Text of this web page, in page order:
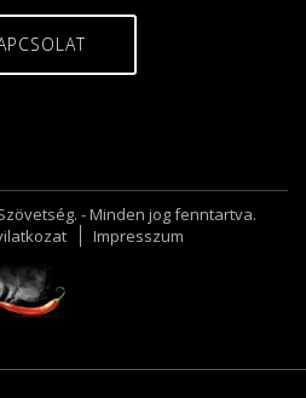
- Minden jog fenntartva.
Impresszum